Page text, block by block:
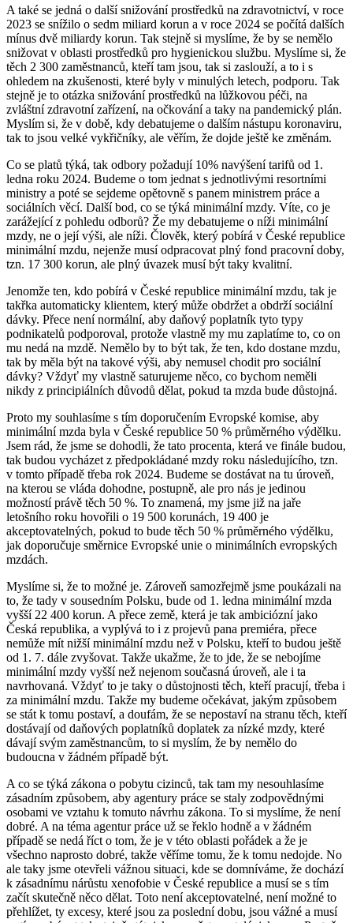
A také se jedná o další snižování prostředků na zdravotnictví, v roce
2023 se snížilo o sedm miliard korun a v roce 2024 se počítá dalších
mínus dvě miliardy korun. Tak stejně si myslíme, že by se nemělo
snižovat v oblasti prostředků pro hygienickou službu. Myslíme si, že
těch 2 300 zaměstnanců, kteří tam jsou, tak si zaslouží, a to i s
ohledem na zkušenosti, které byly v minulých letech, podporu. Tak
stejně je to otázka snižování prostředků na lůžkovou péči, na
zvláštní zdravotní zařízení, na očkování a taky na pandemický plán.
Myslím si, že v době, kdy debatujeme o dalším nástupu koronaviru,
tak to jsou velké vykřičníky, ale věřím, že dojde ještě ke změnám.
Co se platů týká, tak odbory požadují 10% navýšení tarifů od 1.
ledna roku 2024. Budeme o tom jednat s jednotlivými resortními
ministry a poté se sejdeme opětovně s panem ministrem práce a
sociálních věcí. Další bod, co se týká minimální mzdy. Víte, co je
zarážející z pohledu odborů? Že my debatujeme o níži minimální
mzdy, ne o její výši, ale níži. Člověk, který pobírá v České republice
minimální mzdu, nejenže musí odpracovat plný fond pracovní doby,
tzn. 17 300 korun, ale plný úvazek musí být taky kvalitní.
Jenomže ten, kdo pobírá v České republice minimální mzdu, tak je
takřka automaticky klientem, který může obdržet a obdrží sociální
dávky. Přece není normální, aby daňový poplatník tyto typy
podnikatelů podporoval, protože vlastně my mu zaplatíme to, co on
mu nedá na mzdě. Nemělo by to být tak, že ten, kdo dostane mzdu,
tak by měla být na takové výši, aby nemusel chodit pro sociální
dávky? Vždyť my vlastně saturujeme něco, co bychom neměli
nikdy z principiálních důvodů dělat, pokud ta mzda bude důstojná.
Proto my souhlasíme s tím doporučením Evropské komise, aby
minimální mzda byla v České republice 50 % průměrného výdělku.
Jsem rád, že jsme se dohodli, že tato procenta, která ve finále budou,
tak budou vycházet z předpokládané mzdy roku následujícího, tzn.
v tomto případě třeba rok 2024. Budeme se dostávat na tu úroveň,
na kterou se vláda dohodne, postupně, ale pro nás je jedinou
možností právě těch 50 %. To znamená, my jsme již na jaře
letošního roku hovořili o 19 500 korunách, 19 400 je
akceptovatelných, pokud to bude těch 50 % průměrného výdělku,
jak doporučuje směrnice Evropské unie o minimálních evropských
mzdách.
Myslíme si, že to možné je. Zároveň samozřejmě jsme poukázali na
to, že tady v sousedním Polsku, bude od 1. ledna minimální mzda
vyšší 22 400 korun. A přece země, která je tak ambiciózní jako
Česká republika, a vyplývá to i z projevů pana premiéra, přece
nemůže mít nižší minimální mzdu než v Polsku, kteří to budou ještě
od 1. 7. dále zvyšovat. Takže ukažme, že to jde, že se nebojíme
minimální mzdy vyšší než nejenom současná úroveň, ale i ta
navrhovaná. Vždyť to je taky o důstojnosti těch, kteří pracují, třeba i
za minimální mzdu. Takže my budeme očekávat, jakým způsobem
se stát k tomu postaví, a doufám, že se nepostaví na stranu těch, kteří
dostávají od daňových poplatníků doplatek za nízké mzdy, které
dávají svým zaměstnancům, to si myslím, že by nemělo do
budoucna v žádném případě být.
A co se týká zákona o pobytu cizinců, tak tam my nesouhlasíme
zásadním způsobem, aby agentury práce se staly zodpovědnými
osobami ve vztahu k tomuto návrhu zákona. To si myslíme, že není
dobré. A na téma agentur práce už se řeklo hodně a v žádném
případě se nedá říct o tom, že je v této oblasti pořádek a že je
všechno naprosto dobré, takže věříme tomu, že k tomu nedojde. No
ale taky jsme otevřeli vážnou situaci, kde se domníváme, že dochází
k zásadnímu nárůstu xenofobie v České republice a musí se s tím
začít skutečně něco dělat. Toto není akceptovatelné, není možné to
přehlížet, ty excesy, které jsou za poslední dobu, jsou vážné a musí